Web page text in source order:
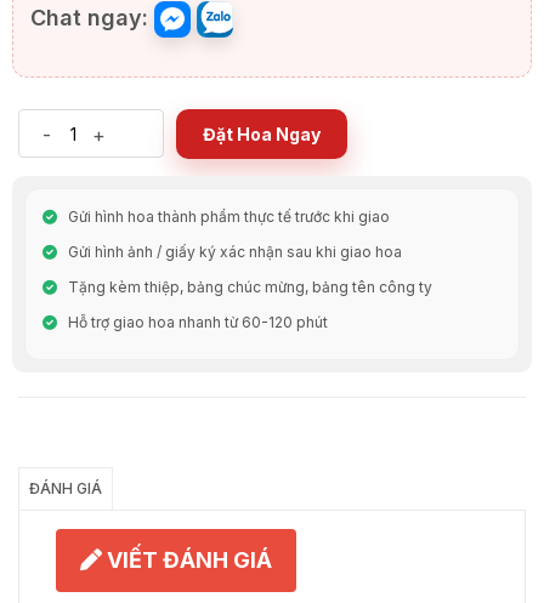
Chat ngay:
- + Đặt Hoa Ngay
Gửi hình hoa thành phẩm thực tế trước khi giao
Gửi hình ảnh / giấy ký xác nhận sau khi giao hoa
Tặng kèm thiệp, bảng chúc mừng, bảng tên công ty
Hỗ trợ giao hoa nhanh từ 60-120 phút
ĐÁNH GIÁ
VIẾT ĐÁNH GIÁ